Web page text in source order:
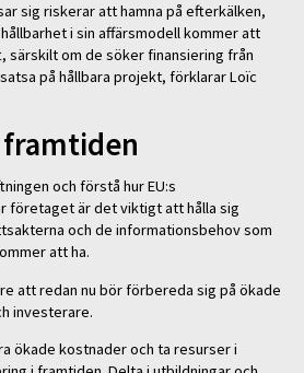
sig riskerar att hamna på efterkälken,
i sin affärsmodell kommer att
särskilt om de söker finansiering från
på hållbara projekt, förklarar Loïc
och förstå hur EU:s
företaget är det viktigt att hålla sig
och de informationsbehov som
att ha.
att redan nu bör förbereda sig på ökade
investerare.
ökade kostnader och ta resurser i